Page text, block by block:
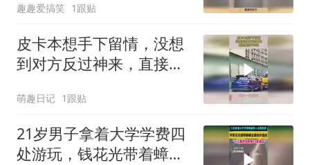
趣趣爱搞笑 1跟贴
皮卡本想手下留情，没想
到对方反过神来，直接置
萌趣日记 1跟贴
21岁男子拿着大学学费四
处游玩，钱花光带着蟑螂